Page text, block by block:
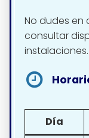
No dudes
consultar
instalaciones.
Día